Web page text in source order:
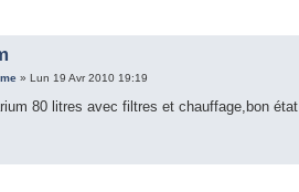
» Lun 19 Avr 2010 19:19
80 litres avec filtres et chauffage,bon